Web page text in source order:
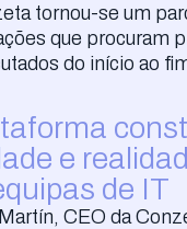
tornou-se um
que procuram
do início ao
e
de IT
CEO da